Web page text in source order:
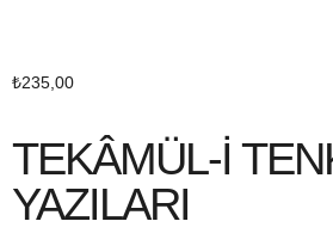
₺235,00
TEKÂMÜL-İ
YAZILARI